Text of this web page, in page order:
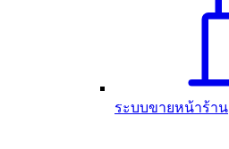
ระบบขายหน้าร้าน